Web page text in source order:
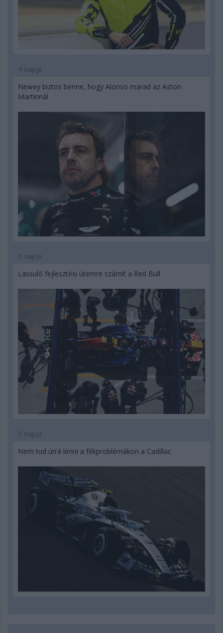
4 napja
Newey biztos benne, hogy Alonso marad az Aston
Martinnál
5 napja
Lassuló fejlesztési ütemre számít a Red Bull
5 napja
Nem tud úrrá lenni a fékproblémákon a Cadillac